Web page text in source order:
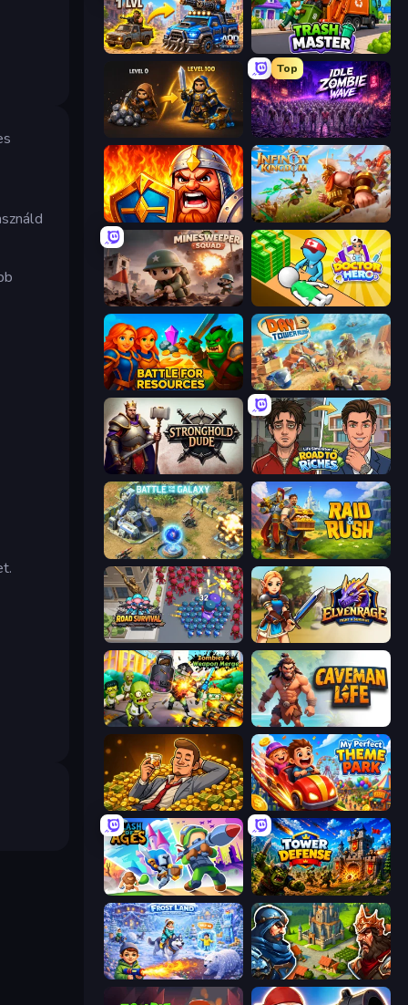
AOD - Art Of Defense Trash Master
Gothic Story RPG
Top
Idle Zombie Wave: Survivors
WarLink: Crown & Clash Infinity Kingdom
Minesweeper Squad Doctor Hero
Battle for Resources Day D Tower Rush
Stronghold Dude Life Simulator: Road to Riches
Battle for the Galaxy Raid & Rush
Road Survival Elvenrage
Zombies 4 Weapon Merge Caveman Life
Idle Billionaire Tycoon My Perfect Theme Park
Clash of Ages Tower Defense
Frost Land - Snow Survival Your Majesty - Build & Conquer